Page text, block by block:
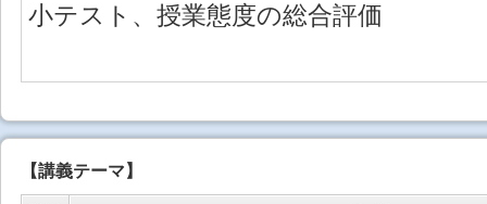
小テスト、授業態度の総合評価
【講義テーマ】